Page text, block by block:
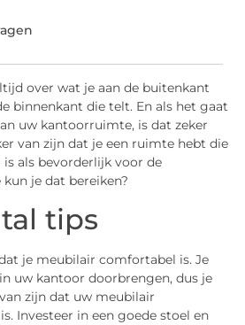
over wat je aan de buitenkant
binnenkant die telt. En als het gaat
uw kantoorruimte, is dat zeker
van zijn dat je een ruimte hebt die
als bevorderlijk voor de
je dat bereiken?
tips
je meubilair comfortabel is. Je
uw kantoor doorbrengen, dus je
zijn dat uw meubilair
Investeer in een goede stoel en